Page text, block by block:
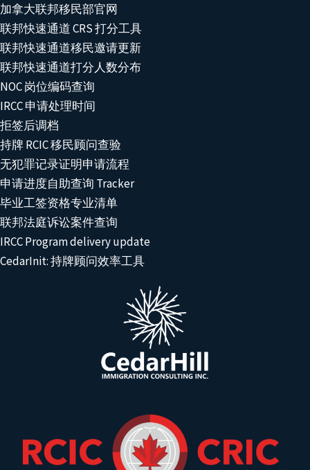
加拿大联邦移民部官网
联邦快速通道 CRS 打分工具
联邦快速通道移民邀请更新
联邦快速通道打分人数分布
NOC 岗位编码查询
IRCC 申请处理时间
拒签后调档
持牌 RCIC 移民顾问查验
无犯罪记录证明申请流程
申请进度自助查询 Tracker
毕业工签资格专业清单
联邦法庭诉讼案件查询
IRCC Program delivery update
CedarInit: 持牌顾问效率工具